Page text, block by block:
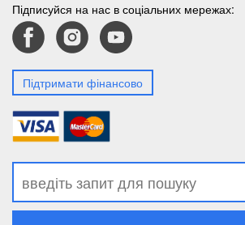
Підписуйся на нас в соціальних мережах:
Підтримати фінансово